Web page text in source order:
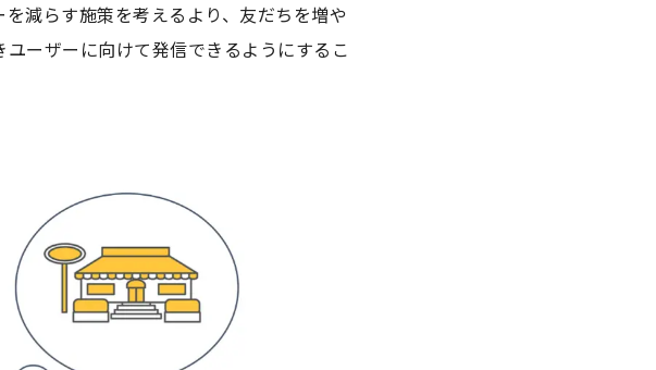
減らす施策を考えるより、友だちを増や
ーザーに向けて発信できるようにするこ